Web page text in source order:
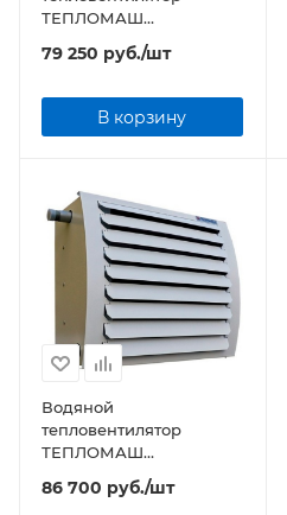
ТЕПЛОМАШ
КЭВ-107T4W3 серии TW
79 250 руб./шт
В корзину
Водяной
тепловентилятор
ТЕПЛОМАШ
КЭВ-151T5W3 серии TW
86 700 руб./шт